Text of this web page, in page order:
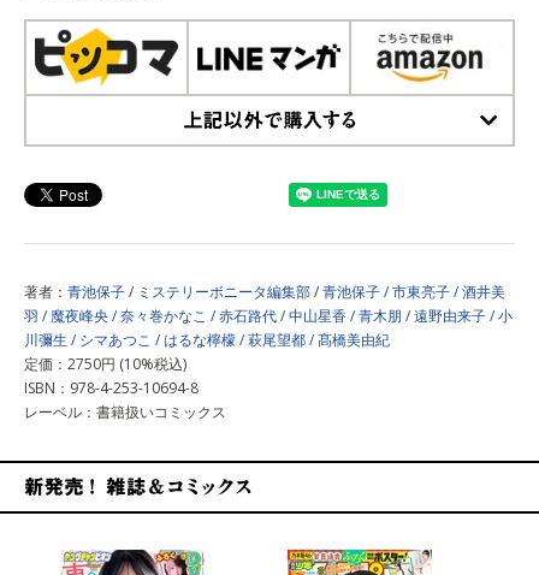
著者： 青池保子/ ミステリーボニータ編集部/青池保子 / 市東亮子 / 酒井美
羽 / 魔夜峰央 / 奈々巻かなこ / 赤石路代 / 中山星香 / 青木朋 / 遠野由来子 / 小
川彌生 / シマあつこ / はるな檸檬 / 萩尾望都 / 髙橋美由紀
定価：2750円 (10%税込)
ISBN：978-4-253-10694-8
レーベル：書籍扱いコミックス